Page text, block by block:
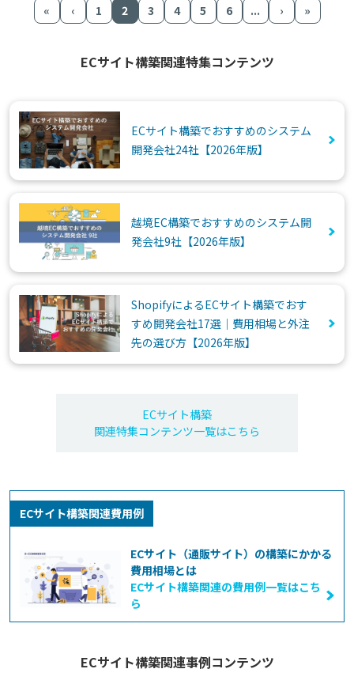
« ‹ 1 2 3 4 5 6 ... › »
ECサイト構築関連特集コンテンツ
ECサイト構築でおすすめのシステム
開発会社24社【2026年版】
越境EC構築でおすすめのシステム開
発会社9社【2026年版】
ShopifyによるECサイト構築でおす
すめ開発会社17選｜費用相場と外注
先の選び方【2026年版】
ECサイト構築
関連特集コンテンツ一覧はこちら
ECサイト構築関連費用例
ECサイト（通販サイト）の構築にかかる
費用相場とは
ECサイト構築関連の費用例一覧はこち
ら
ECサイト構築関連事例コンテンツ